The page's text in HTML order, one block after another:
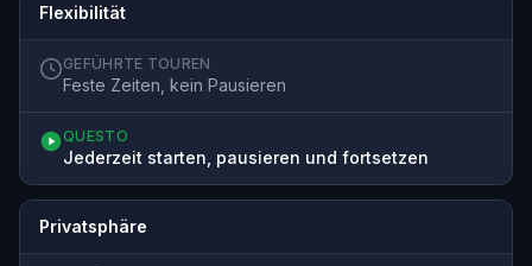
Flexibilität
GEFÜHRTE TOUREN
Feste Zeiten, kein Pausieren
QUESTO
Jederzeit starten, pausieren und fortsetzen
Privatsphäre